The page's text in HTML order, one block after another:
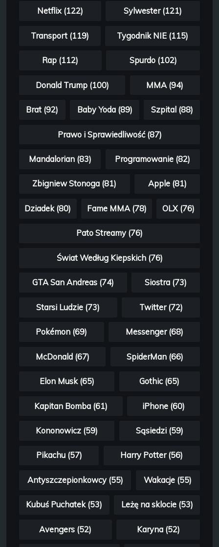
Netflix (122) Sylwester (121)
Transport (119) Tygodnik NIE (115)
Rap (112) Spurdo (102)
Donald Trump (100) MMA (94)
Brat (92) Baby Yoda (89) Szpital (88)
Prawo i Sprawiedliwość (87)
Mandalorian (83) Programowanie (82)
Zbigniew Stonoga (81) Apple (81)
Dziadek (80) Fame MMA (78) OLX (76)
Pato Streamy (76)
Świat Według Kiepskich (76)
GTA San Andreas (74) Siostra (73)
Starsi Ludzie (73) Twitter (72)
Pokémon (69) Messenger (68)
McDonald (67) SpiderMan (66)
Elon Musk (65) Gothic (65)
Kapitan Bomba (61) iPhone (60)
Kononowicz (59) Sąsiedzi (59)
Pikachu (57) Harry Potter (56)
Antyszczepionkowcy (55) Wakacje (55)
Kubuś Puchatek (53) Leżę na sklocie (53)
Avengers (52) Karyna (52)